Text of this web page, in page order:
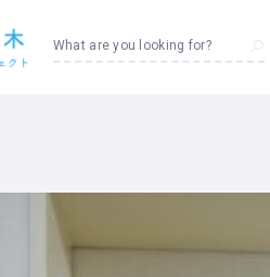
What are you looking for?